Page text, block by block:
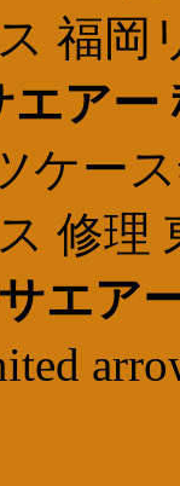
福岡
エアー
ケー
修理
エア